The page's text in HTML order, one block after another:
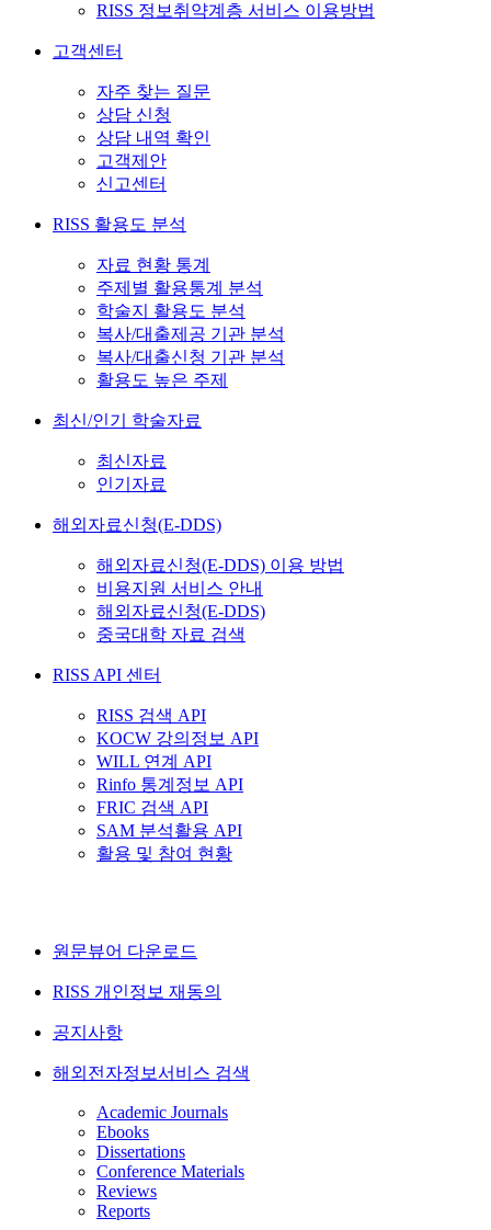
RISS 정보취약계층 서비스 이용방법
고객센터
자주 찾는 질문
상담 신청
상담 내역 확인
고객제안
신고센터
RISS 활용도 분석
자료 현황 통계
주제별 활용통계 분석
학술지 활용도 분석
복사/대출제공 기관 분석
복사/대출신청 기관 분석
활용도 높은 주제
최신/인기 학술자료
최신자료
인기자료
해외자료신청(E-DDS)
해외자료신청(E-DDS) 이용 방법
비용지원 서비스 안내
해외자료신청(E-DDS)
중국대학 자료 검색
RISS API 센터
RISS 검색 API
KOCW 강의정보 API
WILL 연계 API
Rinfo 통계정보 API
FRIC 검색 API
SAM 분석활용 API
활용 및 참여 현황
원문뷰어 다운로드
RISS 개인정보 재동의
공지사항
해외전자정보서비스 검색
Academic Journals
Ebooks
Dissertations
Conference Materials
Reviews
Reports